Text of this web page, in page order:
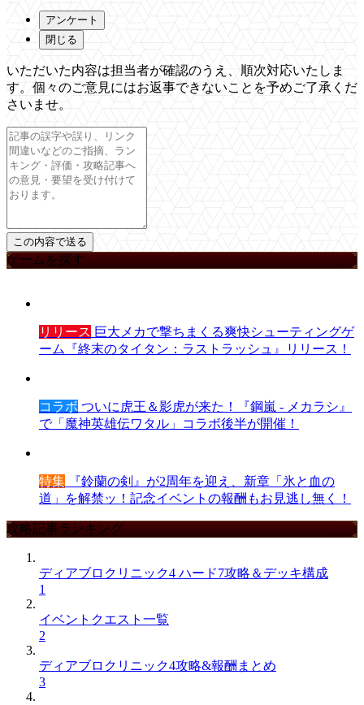
アンケート
閉じる
いただいた内容は担当者が確認のうえ、順次対応いたしま
す。個々のご意見にはお返事できないことを予めご了承くだ
さいませ。
ゲームを探す
リリース 巨大メカで撃ちまくる爽快シューティングゲ
ーム『終末のタイタン：ラストラッシュ』リリース！
コラボ ついに虎王＆影虎が来た！『鋼嵐 - メカラシ』
で「魔神英雄伝ワタル」コラボ後半が開催！
特集 『鈴蘭の剣』が2周年を迎え、新章「氷と血の
道」を解禁ッ！記念イベントの報酬もお見逃し無く！
攻略記事ランキング
ディアブロクリニック4 ハード7攻略＆デッキ構成
1
イベントクエスト一覧
2
ディアブロクリニック4攻略&報酬まとめ
3